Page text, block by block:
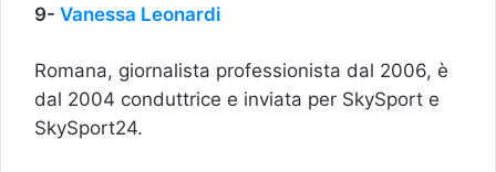
9- Vanessa Leonardi
Romana, giornalista professionista dal 2006, è
dal 2004 conduttrice e inviata per SkySport e
SkySport24.